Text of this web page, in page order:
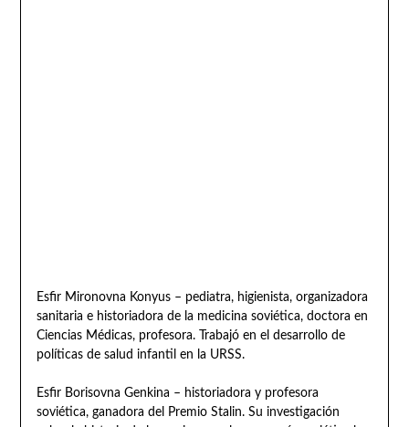
Esfir Mironovna Konyus – pediatra, higienista, organizadora
sanitaria e historiadora de la medicina soviética, doctora en
Ciencias Médicas, profesora. Trabajó en el desarrollo de
políticas de salud infantil en la URSS.
Esfir Borisovna Genkina – historiadora y profesora
soviética, ganadora del Premio Stalin. Su investigación